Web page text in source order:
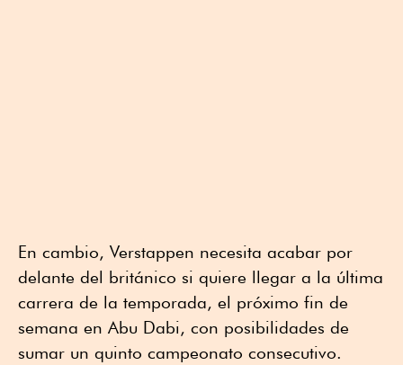
En cambio, Verstappen necesita acabar por
delante del británico si quiere llegar a la última
carrera de la temporada, el próximo fin de
semana en Abu Dabi, con posibilidades de
sumar un quinto campeonato consecutivo.